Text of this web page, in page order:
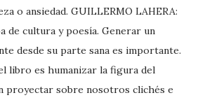
o ansiedad. GUILLERMO LAHERA:
de cultura y poesía. Generar un
desde su parte sana es importante.
libro es humanizar la figura del
proyectar sobre nosotros clichés e